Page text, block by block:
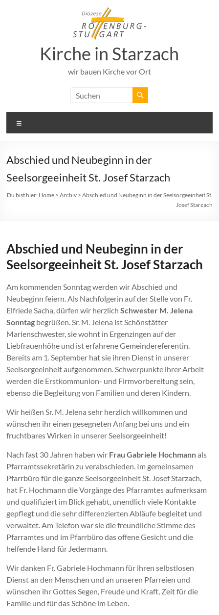
Kirche in Starzach
wir bauen Kirche vor Ort
Abschied und Neubeginn in der
Seelsorgeeinheit St. Josef Starzach
Du bist hier: Home> Archiv> Abschied und Neubeginn in der Seelsorgeeinheit St.
Josef Starzach
Abschied und Neubeginn in der
Seelsorgeeinheit St. Josef Starzach
Am kommenden Sonntag werden wir Abschied und
Neubeginn feiern. Als Nachfolgerin auf der Stelle von Fr.
Elfriede Sacha, dürfen wir herzlichSchwester M. Jelena
Sonntag begrüßen. Sr. M. Jelena ist Schönstätter
Marienschwester, sie wohnt in Ergenzingen auf der
Liebfrauenhöhe und ist erfahrene Gemeindereferentin.
Bereits am 1. September hat sie ihren Dienst in unserer
Seelsorgeeinheit aufgenommen. Schwerpunkte ihrer Arbeit
werden die Erstkommunion- und Firmvorbereitung sein,
ebenso die Begleitung von Familien und deren Kindern.
Wir heißen Sr. M. Jelena sehr herzlich willkommen und
wünschen ihr einen gesegneten Anfang bei uns und ein
fruchtbares Wirken in unserer Seelsorgeeinheit!
Nach fast 30 Jahren haben wir Frau Gabriele Hochmannals
Pfarramtssekretärin zu verabschieden. Im gemeinsamen
Pfarrbüro für die ganze Seelsorgeeinheit St. Josef Starzach,
hat Fr. Hochmann die Vorgänge des Pfarramtes aufmerksam
und qualifiziert im Blick gehabt, unendlich viele Kontakte
gepflegt und die sehr differenzierten Abläufe begleitet und
verwaltet. Am Telefon war sie die freundliche Stimme des
Pfarramtes und im Pfarrbüro das offene Gesicht und die
helfende Hand für Jedermann.
Wir danken Fr. Gabriele Hochmann für ihren selbstlosen
Dienst an den Menschen und an unseren Pfarreien und
wünschen ihr Gottes Segen, Freude und Kraft, Zeit für die
Familie und für das Schöne im Leben.